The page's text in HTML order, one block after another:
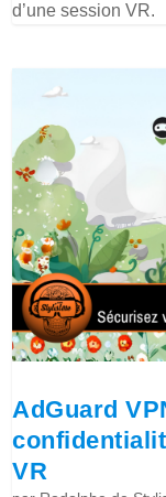
d’une session VR.
AdGuard
VR